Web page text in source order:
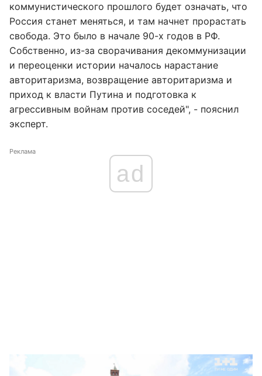
коммунистического прошлого будет означать, что
Россия станет меняться, и там начнет прорастать
свобода. Это было в начале 90-х годов в РФ.
Собственно, из-за сворачивания декоммунизации
и переоценки истории началось нарастание
авторитаризма, возвращение авторитаризма и
приход к власти Путина и подготовка к
агрессивным войнам против соседей", - пояснил
эксперт.
Реклама
ad